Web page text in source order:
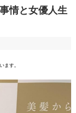
情と女優人生
ます。